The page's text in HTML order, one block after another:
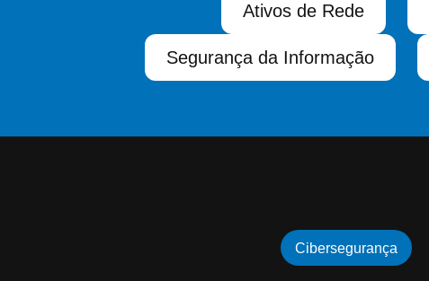
Ativos de Rede
Segurança da Informação
Cibersegurança